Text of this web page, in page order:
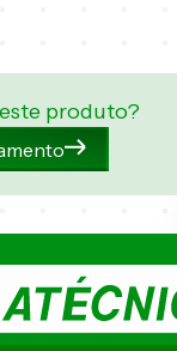
produto?